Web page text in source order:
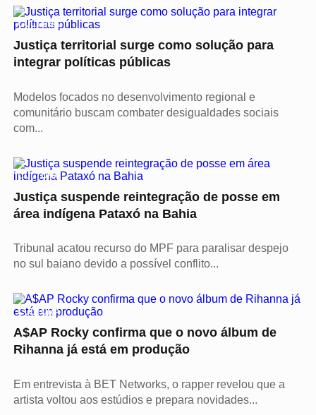
CULTURA
Justiça territorial surge como solução para
integrar políticas públicas
Modelos focados no desenvolvimento regional e
comunitário buscam combater desigualdades sociais
com...
CULTURA
Justiça suspende reintegração de posse em
área indígena Pataxó na Bahia
Tribunal acatou recurso do MPF para paralisar despejo
no sul baiano devido a possível conflito...
CULTURA
A$AP Rocky confirma que o novo álbum de
Rihanna já está em produção
Em entrevista à BET Networks, o rapper revelou que a
artista voltou aos estúdios e prepara novidades...